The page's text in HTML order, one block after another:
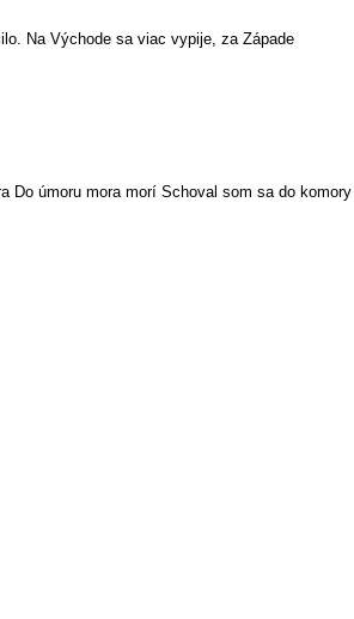
Na Východe sa viac vypije, za Západe
Do úmoru mora morí Schoval som sa do komory .